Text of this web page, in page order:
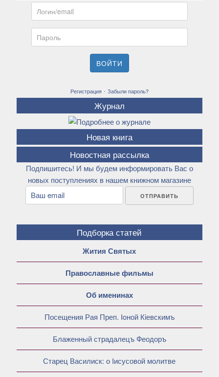
Email
Пароль
ВОЙТИ
Регистрация· Забыли пароль?
Журнал
Новая книга
Новостная рассылка
Подпишитесь! И мы будем информировать Вас о
новых поступлениях в нашем книжном магазине
Подборка статей
Жития Святых
Православные фильмы
Об именинах
Посещения Рая Преп. Ioной Кiевскимъ
Блаженный страдалецъ Феодоръ
Старец Василиск: о Iисусовой молитве